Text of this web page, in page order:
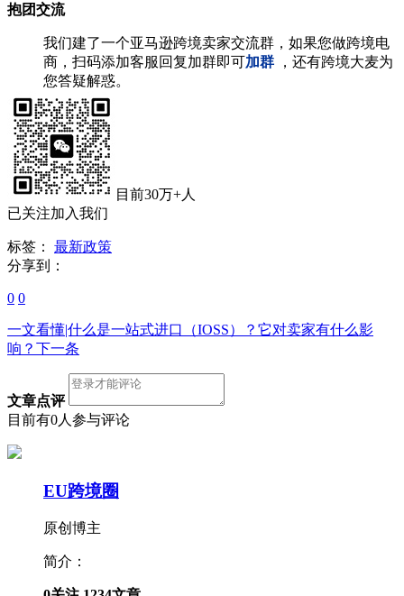
抱团交流
我们建了一个亚马逊跨境卖家交流群，如果您做跨境电
商，扫码添加客服回复加群即可加群
，还有跨境大麦为
您答疑解惑。
目前30万+人
已关注加入我们
标签：
最新政策
分享到：
0 0
一文看懂|什么是一站式进口（IOSS）？它对卖家有什么影
响？ 下一条
文章点评
目前有0人参与评论
EU跨境圈
原创博主
简介：